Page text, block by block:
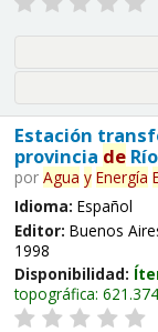
Estación
provincia de
por Agua y Energía
Idioma: Español
Editor: Buenos
1998
Disponibilidad:
topográfica: